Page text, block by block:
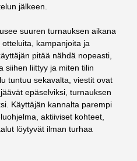
jälkeen.
suuren turnauksen aikana
kampanjoita ja
pitää nähdä nopeasti,
siihen liittyy ja miten tilin
tuntuu sekavalta, viestit ovat
epäselviksi, turnauksen
Käyttäjän kannalta parempi
aktiiviset kohteet,
löytyvät ilman turhaa